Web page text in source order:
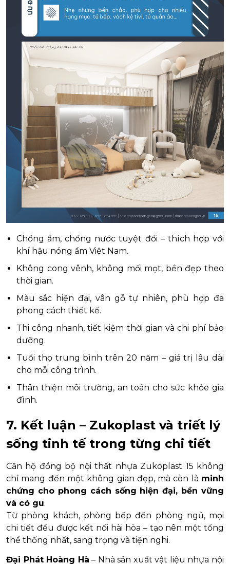
Chống ẩm, chống nước tuyệt đối – thích hợp với
khí hậu nóng ẩm Việt Nam.
Không cong vênh, không mối mọt, bền đẹp theo
thời gian.
Màu sắc hiện đại, vân gỗ tự nhiên, phù hợp đa
phong cách thiết kế.
Thi công nhanh, tiết kiệm thời gian và chi phí bảo
dưỡng.
Tuổi thọ trung bình trên 20 năm – giá trị lâu dài
cho mỗi công trình.
Thân thiện môi trường, an toàn cho sức khỏe gia
đình.
7. Kết luận – Zukoplast và triết lý
sống tinh tế trong từng chi tiết
Căn hộ đồng bộ nội thất nhựa Zukoplast 15 không
chỉ mang đến một không gian đẹp, mà còn là minh
chứng cho phong cách sống hiện đại, bền vững
và có gu.
Từ phòng khách, phòng bếp đến phòng ngủ, mọi
chi tiết đều được kết nối hài hòa – tạo nên một tổng
thể thống nhất, sang trọng và tiện nghi.
Đại Phát Hoàng Hà – Nhà sản xuất vật liệu nhựa nội